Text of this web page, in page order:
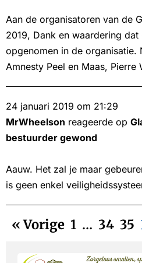
Aan de organisatoren van de
2019, Dank en waardering
opgenomen in de organisatie.
Amnesty Peel en Maas,
24 januari 2019 om 21:29
MrWheelson reageerde op
bestuurder gewond
Aauw. Het zal je maar
is geen enkel
« Vorige 1 … 34 35